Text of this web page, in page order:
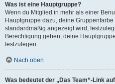
Was ist eine Hauptgruppe?
Wenn du Mitglied in mehr als einer
Hauptgruppe dazu, deine
standardmäßig angezeigt wird,
Berechtigung geben, deine
festzulegen.
Nach oben
Was bedeutet der „Das Team“-Link